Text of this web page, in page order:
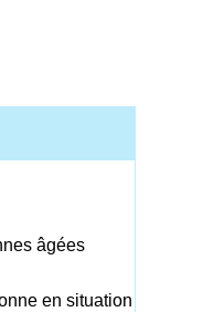
âgées
en situation